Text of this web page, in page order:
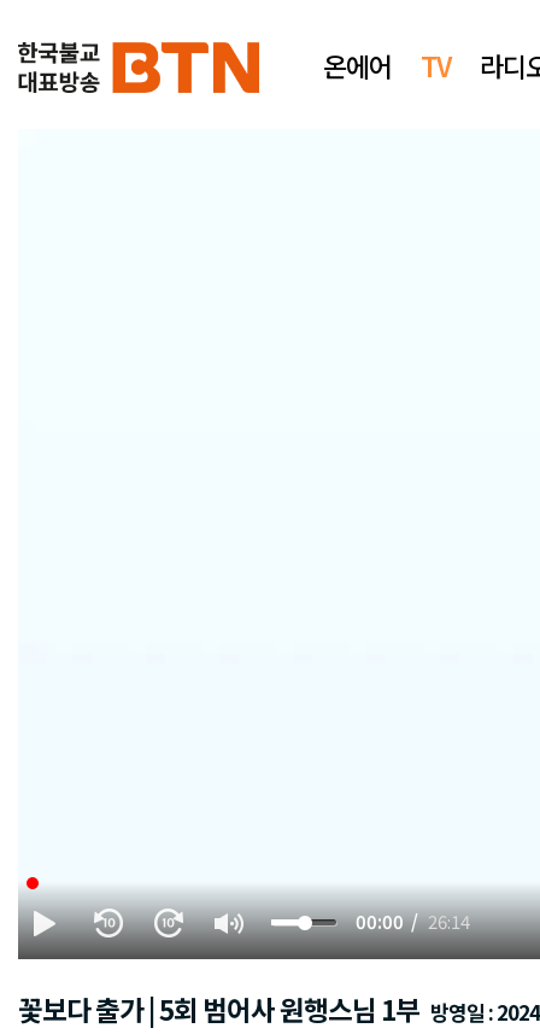
온에어 TV 라디
00:00 26:14
꽃보다 출가 | 5회 범어사 원행스님 1부 방영일 :